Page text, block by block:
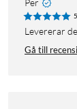
Per
levererar
Gå till